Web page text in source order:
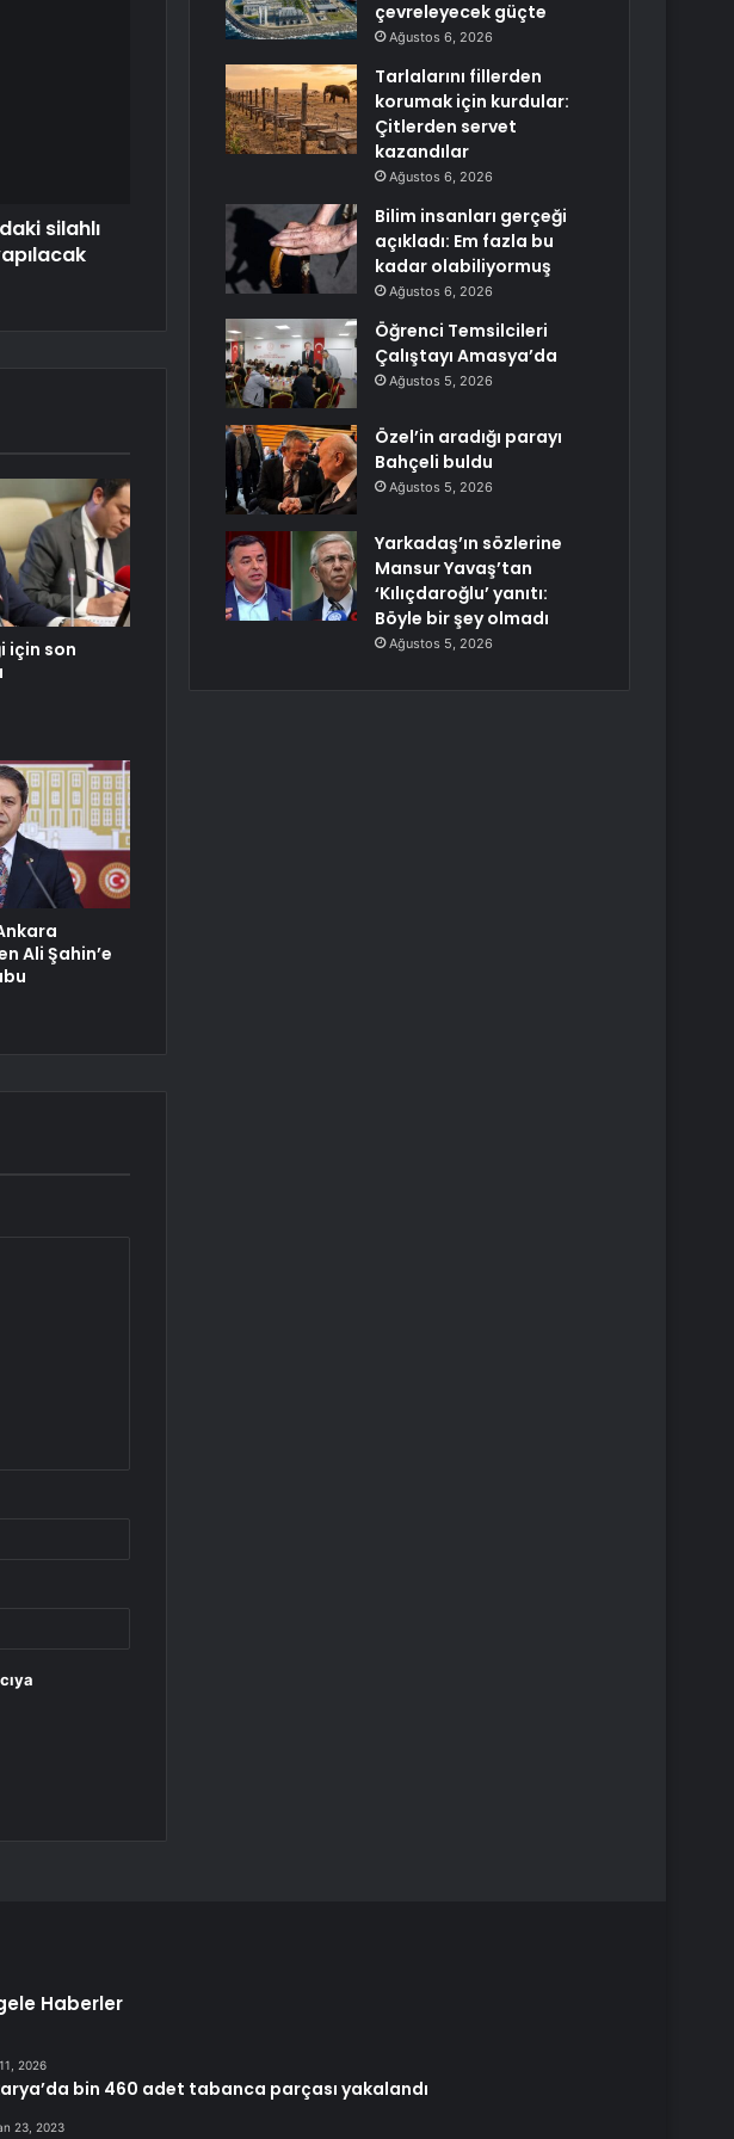
silahlı
için son
Ali Şahin’e
çevreleyecek güçte
Ağustos 6, 2026
Tarlalarını fillerden
korumak için kurdular:
Çitlerden servet
kazandılar
Ağustos 6, 2026
Bilim insanları gerçeği
açıkladı: Em fazla bu
kadar olabiliyormuş
Ağustos 6, 2026
Öğrenci Temsilcileri
Çalıştayı Amasya’da
Ağustos 5, 2026
Özel’in aradığı parayı
Bahçeli buldu
Ağustos 5, 2026
Yarkadaş’ın sözlerine
Mansur Yavaş’tan
‘Kılıçdaroğlu’ yanıtı:
Böyle bir şey olmadı
Ağustos 5, 2026
Haberler
2026
bin 460 adet tabanca parçası yakalandı
23, 2023